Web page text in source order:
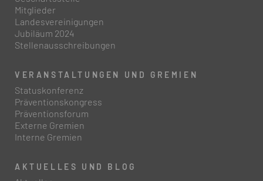
Mitglieder
Landesvereinigungen
Jubiläum 2024
Stellenausschreibungen
VERANSTALTUNGEN UND GREMIEN
Statuskonferenz
Präventionskongress
Präventionsforum
Externe Gremien
Interne Gremien
AKTUELLES UND BLOG